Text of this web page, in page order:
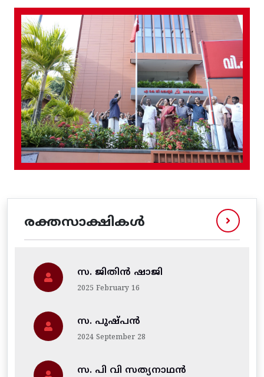
രക്തസാക്ഷികൾ
സ. ജിതിന്‍ ഷാജി
2025 February 16
സ. പുഷ്പൻ
2024 September 28
സ. പി വി സത്യനാഥൻ